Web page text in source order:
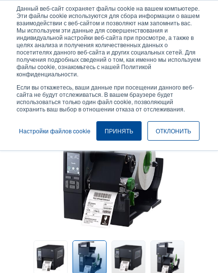
Данный веб-сайт сохраняет файлы cookie на вашем компьютере.
Эти файлы cookie используются для сбора информации о вашем
взаимодействии с веб-сайтом и позволяют нам запомнить вас.
Мы используем эти данные для совершенствования и
индивидуальной настройки веб-сайта при просмотре, а также в
целях анализа и получения количественных данных о
посетителях данного веб-сайта и других социальных сетей. Для
получения подробных сведений о том, как именно мы используем
файлы cookie, ознакомьтесь с нашей Политикой
конфиденциальности.
Если вы откажетесь, ваши данные при посещении данного веб-
сайта не будут отслеживаться. В вашем браузере будет
использоваться только один файл cookie, позволяющий
сохранить ваш выбор в отношении отказа от отслеживания.
Настройки файлов cookie ПРИНЯТЬ ОТКЛОНИТЬ
основному
содержанию
User
account
menu
User
Header
Селектор изделий
Связаться с отделом продаж